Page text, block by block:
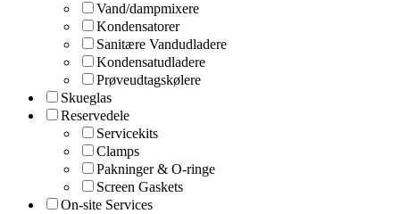
Vand/dampmixere
Kondensatorer
Sanitære Vandudladere
Kondensatudladere
Prøveudtagskølere
Skueglas
Reservedele
Servicekits
Clamps
Pakninger & O-ringe
Screen Gaskets
On-site Services